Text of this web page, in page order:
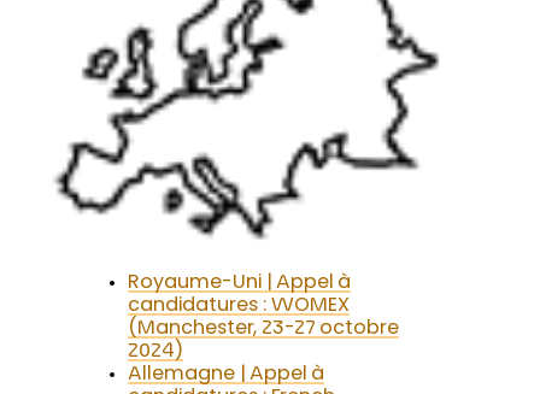
Royaume-Uni | Appel à
candidatures : WOMEX
(Manchester, 23-27 octobre
2024)
Allemagne | Appel à